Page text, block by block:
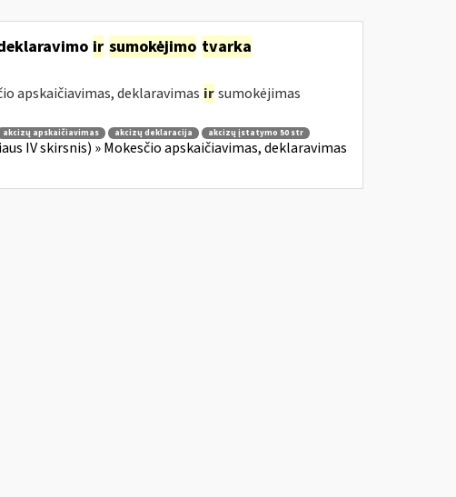
ir sumokėjimo tvarka
apskaičiavimas, deklaravimas ir sumokėjimas
akcizų apskaičiavimas akcizų deklaracija akcizų įstatymo 50 str
IV skirsnis) » Mokesčio apskaičiavimas, deklaravimas